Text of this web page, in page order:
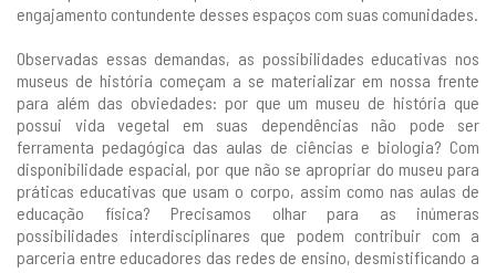
engajamento contundente desses espaços com suas comunidades.
Observadas essas demandas, as possibilidades educativas nos
museus de história começam a se materializar em nossa frente
para além das obviedades: por que um museu de história que
possui vida vegetal em suas dependências não pode ser
ferramenta pedagógica das aulas de ciências e biologia? Com
disponibilidade espacial, por que não se apropriar do museu para
práticas educativas que usam o corpo, assim como nas aulas de
educação física? Precisamos olhar para as inúmeras
possibilidades interdisciplinares que podem contribuir com a
parceria entre educadores das redes de ensino, desmistificando a